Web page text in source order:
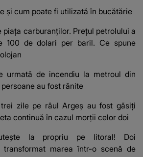
și cum poate fi utilizată în bucătărie
piața carburanților. Prețul petrolului a
100 de dolari per baril. Ce spune
urmată de incendiu la metroul din
au fost rănite
zile pe râul Argeș au fost găsiți
continuă în cazul morții celor doi
la propriu pe litoral! Doi
transformat marea într-o scenă de